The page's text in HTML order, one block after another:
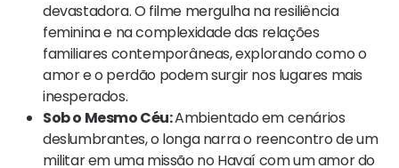
devastadora. O filme mergulha na resiliência
feminina e na complexidade das relações
familiares contemporâneas, explorando como o
amor e o perdão podem surgir nos lugares mais
inesperados.
Sob o Mesmo Céu:Ambientado em cenários
deslumbrantes, o longa narra o reencontro de um
militar em uma missão no Havaí com um amor do